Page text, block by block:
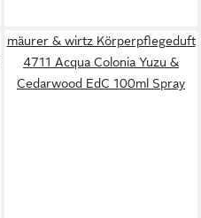
mäurer & wirtz Körperpflegeduft
4711 Acqua Colonia Yuzu &
Cedarwood EdC 100ml Spray